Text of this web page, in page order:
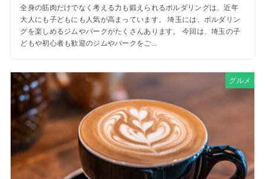
全身の筋肉だけでなく考える力も鍛えられるボルダリングは、近年
大人にも子どもにも人気が高まっています。 埼玉には、ボルダリン
グを楽しめるジムやパークがたくさんあります。 今回は、埼玉の子
どもや初心者も歓迎のジムやパークをご...
グルメ